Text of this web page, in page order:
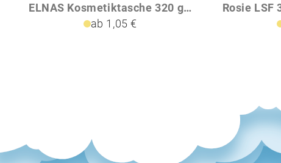
ELNAS Kosmetiktasche 320 gm
ab 1,05 €